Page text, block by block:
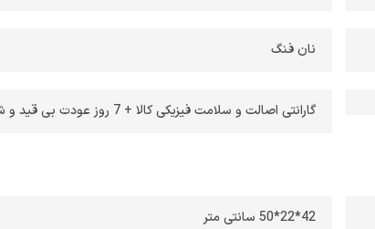
نان فنگ
گارانتی اصالت و سلامت فیزیکی کالا + 7 روز عودت بی قید و شرط
42*22*50 سانتی متر